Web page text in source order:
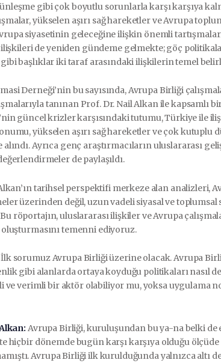
gibi çok boyutlu sorunlarla karşı karşıya
yükselen aşırı sağ hareketler ve Avrupa
siyasetinin geleceğine ilişkin önemli
de yeniden gündeme gelmekte; göç
başlıklar iki taraf arasındaki ilişkilerin temel
Derneği’nin bu sayısında, Avrupa Birliği
tanınan Prof. Dr. Nail Alkan ile kapsamlı
güncel krizler karşısındaki tutumu, Türkiye ile
yükselen aşırı sağ hareketler ve çok kutuplu
Ayrıca genç araştırmacıların uluslararası
de paylaşıldı.
tarihsel perspektifi merkeze alan analizleri,
üzerinden değil, uzun vadeli siyasal ve
röportajın, uluslararası ilişkiler ve Avrupa
temenni ediyoruz.
İlk sorumuz Avrupa Birliği üzerine olacak. Avrupa
gibi alanlarda ortaya koyduğu politikaları nasıl
ve verimli bir aktör olabiliyor mu, yoksa uygulama
Avrupa Birliği, kuruluşundan bu ya-na belki
hiçbir dönemde bugün karşı karşıya olduğu
Avrupa Birliği ilk kurulduğunda yalnızca altı